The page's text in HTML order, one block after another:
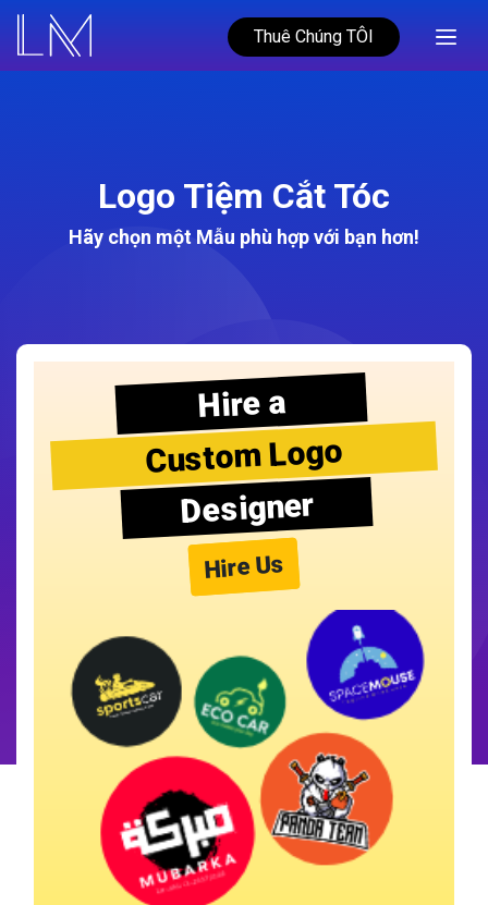
Thuê Chúng TÔI
Logo Tiệm Cắt Tóc
Hãy chọn một Mẫu phù hợp với bạn hơn!
Hire a
Custom Logo
Designer
Hire Us